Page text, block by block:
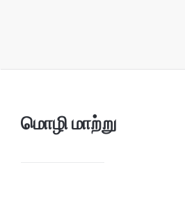
மொழி மாற்று